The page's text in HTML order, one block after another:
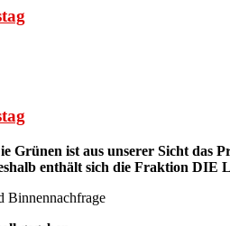
Grünen ist aus unserer Sicht das
enthält sich die Fraktion
Binnennachfrage